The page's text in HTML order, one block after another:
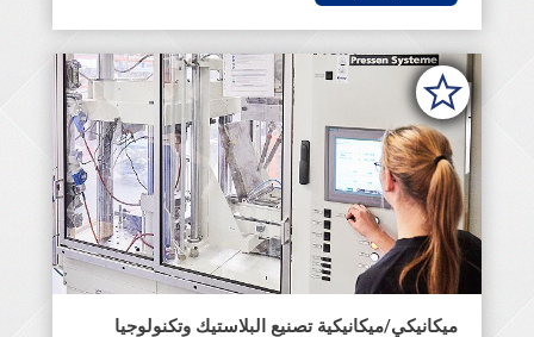
ميكانيكي/ميكانيكية تصنيع البلاستيك وتكنولوجيا